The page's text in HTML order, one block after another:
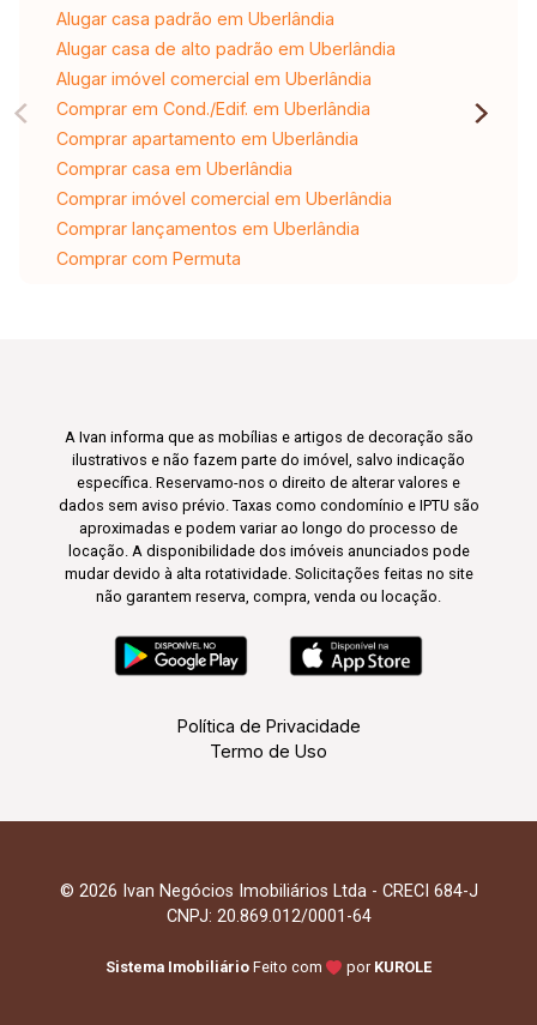
Alugar casa padrão em Uberlândia
Alugar casa de alto padrão em Uberlândia
Alugar imóvel comercial em Uberlândia
Comprar em Cond./Edif. em Uberlândia
Comprar apartamento em Uberlândia
Comprar casa em Uberlândia
Comprar imóvel comercial em Uberlândia
Comprar lançamentos em Uberlândia
Comprar com Permuta
A Ivan informa que as mobílias e artigos de decoração são
ilustrativos e não fazem parte do imóvel, salvo indicação
específica. Reservamo-nos o direito de alterar valores e
dados sem aviso prévio. Taxas como condomínio e IPTU são
aproximadas e podem variar ao longo do processo de
locação. A disponibilidade dos imóveis anunciados pode
mudar devido à alta rotatividade. Solicitações feitas no site
não garantem reserva, compra, venda ou locação.
Política de Privacidade
Termo de Uso
© 2026 Ivan Negócios Imobiliários Ltda - CRECI 684-J
CNPJ: 20.869.012/0001-64
Sistema Imobiliário Feito com por KUROLE